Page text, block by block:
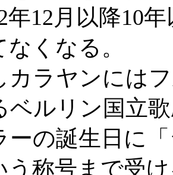
年12月以降10
くなる。
ラヤンには
ベルリン国立
ーの誕生日に
う称号まで受